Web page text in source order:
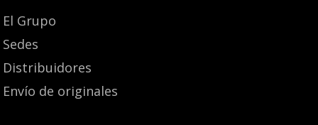
El Grupo
Sedes
Distribuidores
Envío de originales